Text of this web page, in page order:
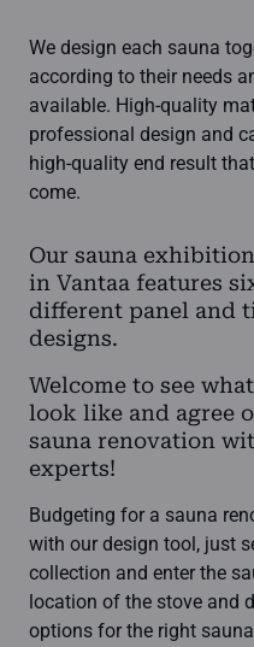
We design each sauna
according to their needs
available. High-quality
professional design and
high-quality end result
come.
Our sauna
in Vantaa features
different panel and
designs.
Welcome to see
look like and agree
sauna renovation
experts!
Budgeting for a sauna
with our design tool, just
collection and enter the
location of the stove and
options for the right